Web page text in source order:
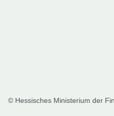
© Hessisches Ministerium der